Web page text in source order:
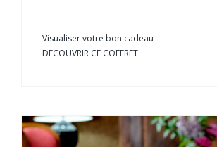
Visualiser votre bon cadeau
DECOUVRIR CE COFFRET